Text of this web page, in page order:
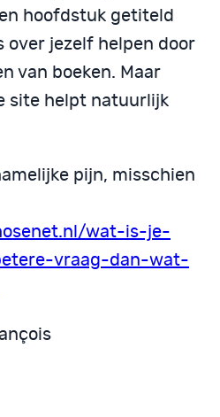
hoofdstuk getiteld
over jezelf helpen door
van boeken. Maar
site helpt natuurlijk
pijn, misschien
wat-is-je-
vraag-dan-wat-